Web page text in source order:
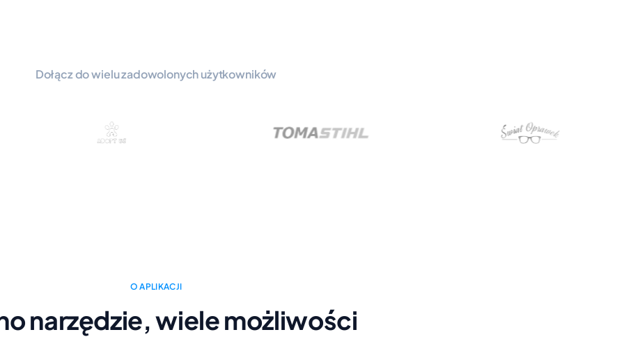
Dołącz do wielu zadowolonych użytkowników
O APLIKACJI
narzędzie, wiele możliwości